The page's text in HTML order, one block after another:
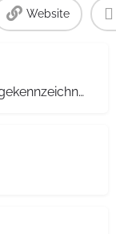
Website
Vegetarische und Vegane Gerichte gekennzeichnet